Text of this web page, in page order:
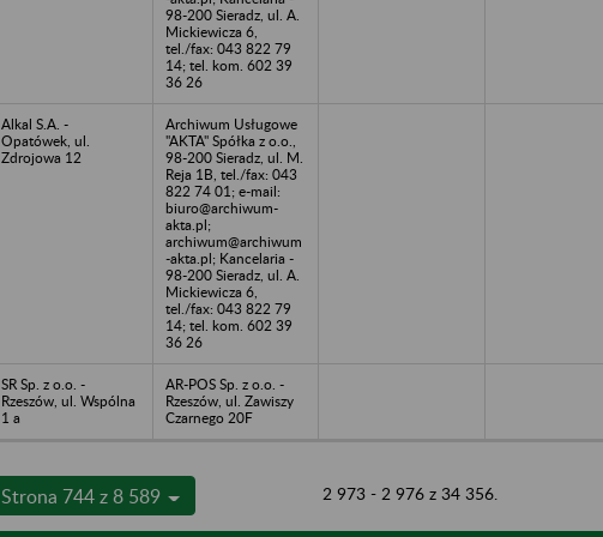
98-200 Sieradz, ul. A.
Mickiewicza 6,
tel./fax: 043 822 79
14; tel. kom. 602 39
36 26
Alkal S.A. -
Opatówek, ul.
Zdrojowa 12
Archiwum Usługowe
"AKTA" Spółka z o.o.,
98-200 Sieradz, ul. M.
Reja 1B, tel./fax: 043
822 74 01; e-mail:
biuro@archiwum-
akta.pl;
archiwum@archiwum
-akta.pl; Kancelaria -
98-200 Sieradz, ul. A.
Mickiewicza 6,
tel./fax: 043 822 79
14; tel. kom. 602 39
36 26
SR Sp. z o.o. -
Rzeszów, ul. Wspólna
1 a
AR-POS Sp. z o.o. -
Rzeszów, ul. Zawiszy
Czarnego 20F
Strona 744 z 8 589 2 973 - 2 976 z 34 356.